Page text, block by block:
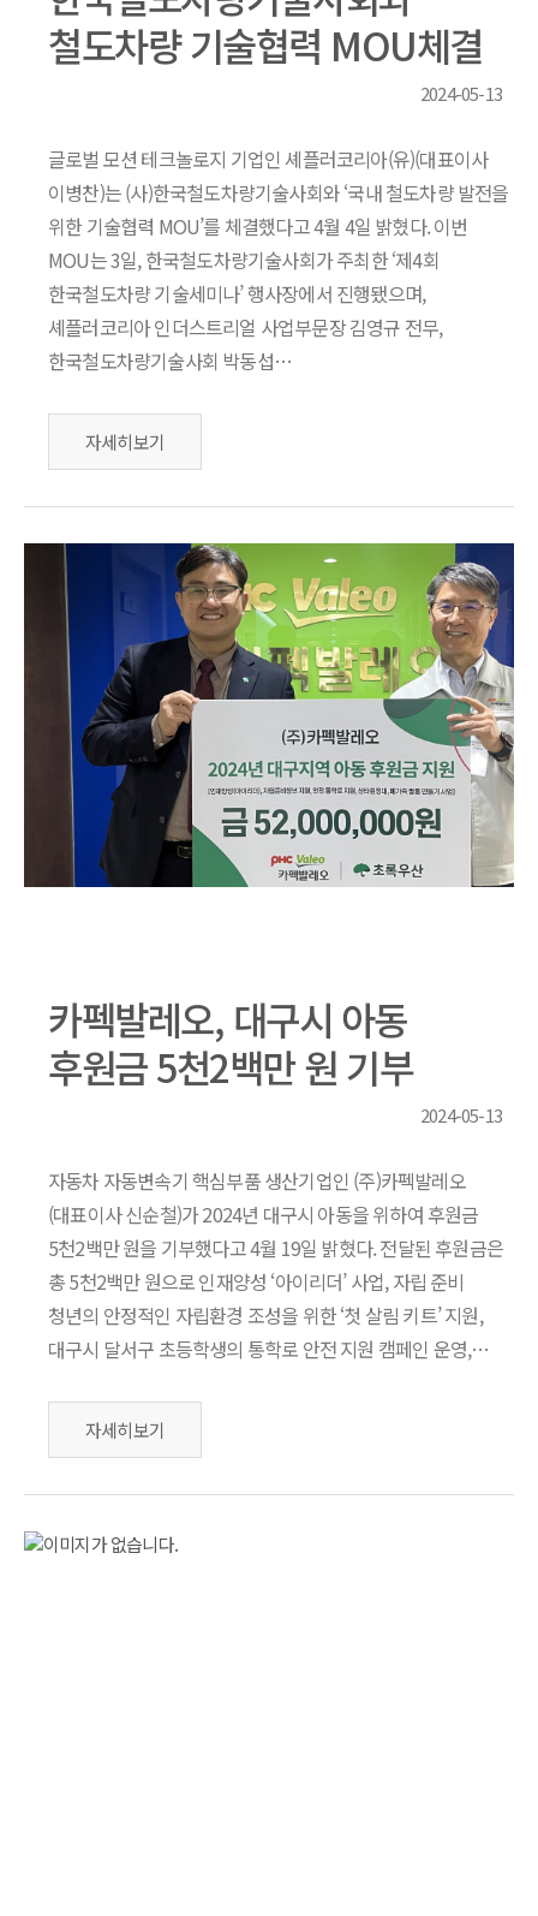
철도차량 기술협력 MOU체결
2024-05-13
글로벌 모션 테크놀로지 기업인 셰플러코리아(유)(대표이사
이병찬)는 (사)한국철도차량기술사회와 ‘국내 철도차량 발전을
위한 기술협력 MOU’를 체결했다고 4월 4일 밝혔다. 이번
MOU는 3일, 한국철도차량기술사회가 주최한 ‘제4회
한국철도차량 기술세미나’ 행사장에서 진행됐으며,
셰플러코리아 인더스트리얼 사업부문장 김영규 전무,
한국철도차량기술사회 박동섭…
자세히보기
카펙발레오, 대구시 아동
후원금 5천2백만 원 기부
2024-05-13
자동차 자동변속기 핵심부품 생산기업인 (주)카펙발레오
(대표이사 신순철)가 2024년 대구시 아동을 위하여 후원금
5천2백만 원을 기부했다고 4월 19일 밝혔다. 전달된 후원금은
총 5천2백만 원으로 인재양성 ‘아이리더’ 사업, 자립 준비
청년의 안정적인 자립환경 조성을 위한 ‘첫 살림 키트’ 지원,
대구시 달서구 초등학생의 통학로 안전 지원 캠페인 운영,…
자세히보기